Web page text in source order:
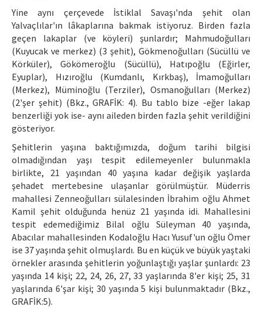
Yine aynı çerçevede İstiklal Savaşı'nda şehit olan
Yalvaçlılar'ın lâkaplarına bakmak istiyoruz. Birden fazla
geçen lakaplar (ve köyleri) şunlardır; Mahmudoğulları
(Kuyucak ve merkez) (3 şehit), Gökmenoğulları (Sücüllü ve
Körküler), Gökömeroğlu (Sücüllü), Hatıpoğlu (Eğirler,
Eyuplar), Hızıroğlu (Kumdanlı, Kırkbaş), İmamoğulları
(Merkez), Müminoğlu (Terziler), Osmanoğulları (Merkez)
(2'şer şehit) (Bkz., GRAFİK: 4). Bu tablo bize -eğer lakap
benzerliği yok ise- aynı aileden birden fazla şehit verildiğini
gösteriyor.
Şehitlerin yaşına baktığımızda, doğum tarihi bilgisi
olmadığından yaşı tespit edilemeyenler bulunmakla
birlikte, 21 yaşından 40 yaşına kadar değişik yaşlarda
şehadet mertebesine ulaşanlar görülmüştür. Müderris
mahallesi Zenneoğulları sülalesinden İbrahim oğlu Ahmet
Kamil şehit olduğunda henüz 21 yaşında idi. Mahallesini
tespit edemediğimiz Bilal oğlu Süleyman 40 yaşında,
Abacılar mahallesinden Kodaloğlu Hacı Yusuf'un oğlu Ömer
ise 37 yaşında şehit olmuşlardı. Bu en küçük ve büyük yaştaki
örnekler arasında şehitlerin yoğunlaştığı yaşlar şunlardı: 23
yaşında 14 kişi; 22, 24, 26, 27, 33 yaşlarında 8'er kişi; 25, 31
yaşlarında 6'şar kişi; 30 yaşında 5 kişi bulunmaktadır (Bkz.,
GRAFİK:5).